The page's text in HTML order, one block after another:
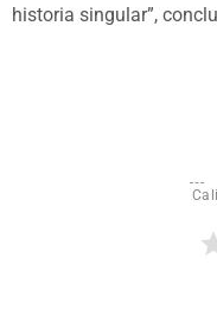
historia singular”,